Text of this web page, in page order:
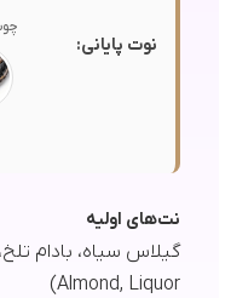
نوت پایانی:
نت‌های اولیه
Almond, Liquor)